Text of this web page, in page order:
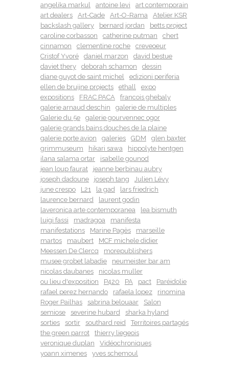
angelika markul
antoine levi
art contemporain
art dealers
Art-Cade Art-O-Rama
Atelier KSR
backslash gallery
bernard jordan
betts project
caroline corbasson
catherine putman
chert
cinnamon
clementine roche
creveoeur
Cristof Yvoré
daniel marzon
david bestue
daviet thery
deborah schamon
dessin
diane guyot de saint michel
edizioni periferia
ellen de bruijne projects
ethall
expo
expositions
FRAC PACA
francois ghebaly
galerie arnaud deschin
galerie de multiples
Galerie du 5e
galerie gourvennec ogor
galerie grands bains douches de la plaine
galerie porte avion
galeries GDM
glen baxter
grimmuseum
hikari sawa
hippolyte hentgen
ilana salama ortar
isabelle gounod
jean loup faurat
jeanne berbinau aubry
joseph dadoune
joseph tang
Julien Lévy
june crespo
L21 la gad
lars friedrich
laurence bernard
laurent godin
laveronica arte contemporanea
lea bismuth
luigi fassi
madragoa
manifesta
manifestations
Marine Pagès
marseille
martos
maubert
MCF michele didier
Meessen De Clercq
morepublishers
musee grobet labadie
neumeister bar am
nicolas daubanes
nicolas muller
ou lieu d'exposition
P420 PA pact
Paréidolie
rafael perez hernando
rafaela lopez
rinomina
Roger Pailhas
sabrina belouaar
Salon
semiose
severine hubard
sharka hyland
sorties
sortir southard reid
Territoires partagés
the green parrot
thierry liegeois
veronique duplan
Vidéochroniques
yoann ximenes
yves schemoul